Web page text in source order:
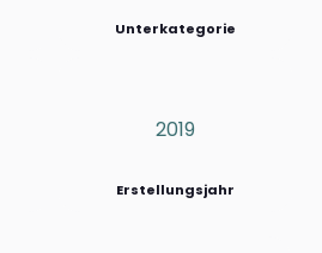
Unterkategorie
2019
Erstellungsjahr